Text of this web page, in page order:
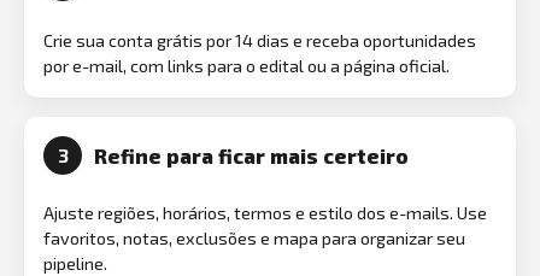
Crie sua conta grátis por 14 dias e receba oportunidades
por e-mail, com links para o edital ou a página oficial.
3 Refine para ficar mais certeiro
Ajuste regiões, horários, termos e estilo dos e-mails. Use
favoritos, notas, exclusões e mapa para organizar seu
pipeline.